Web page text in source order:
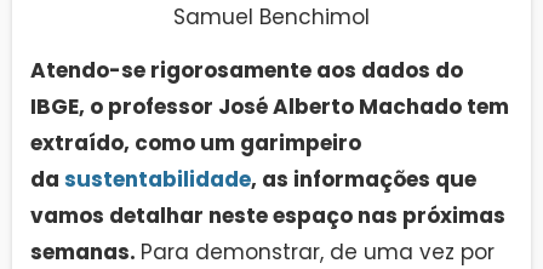
Samuel Benchimol
Atendo-se rigorosamente aos dados do
IBGE, o professor José Alberto Machado tem
extraído, como um garimpeiro
da sustentabilidade, as informações que
vamos detalhar neste espaço nas próximas
semanas. Para demonstrar, de uma vez por